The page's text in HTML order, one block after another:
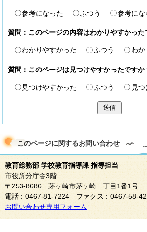
参考になった ふつう 参考にな
質問：このページの内容はわかりやすかった
わかりやすかった ふつう わか
質問：このページは見つけやすかったですか
見つけやすかった ふつう 見
送信
このページに関するお問い合わせ
教育総務部 学校教育指導課 指導担当
市役所分庁舎3階
〒253-8686 茅ヶ崎市茅ヶ崎一丁目1番1号
電話：0467-81-7224 ファクス：0467-58-
お問い合わせ専用フォーム